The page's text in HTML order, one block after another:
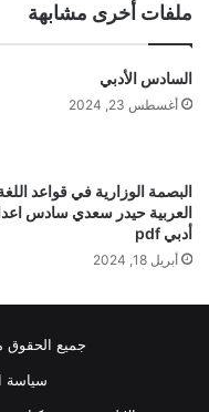
ملفات أخرى مشابهة
السادس الأدبي
أغسطس 23, 2024
البصمة الوزارية في قواعد
العربية حيدر سعدي سادس
أدبي pdf
أبريل 18, 2024
جميع الحقوق
سياسة